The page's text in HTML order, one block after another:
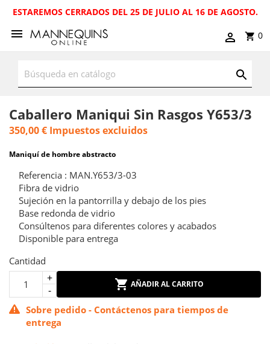
ESTAREMOS CERRADOS DEL 25 DE JULIO AL 16 DE AGOSTO.
0
Caballero Maniqui Sin Rasgos Y653/3
350,00 € Impuestos excluidos
Maniquí de hombre abstracto
Referencia : MAN.Y653/3-03
Fibra de vidrio
Sujeción en la pantorrilla y debajo de los pies
Base redonda de vidrio
Consúltenos para diferentes colores y acabados
Disponible para entrega
Cantidad
AÑADIR AL CARRITO
Sobre pedido - Contáctenos para tiempos de
entrega